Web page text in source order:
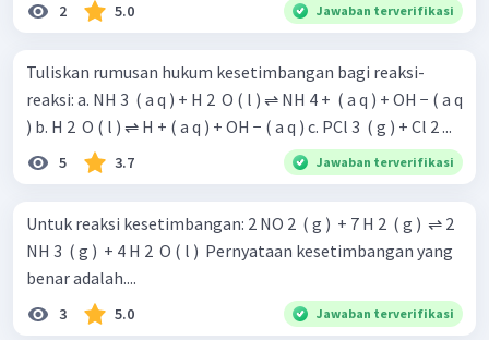
2 5.0 Jawaban terverifikasi
Tuliskan rumusan hukum kesetimbangan bagi reaksi-
reaksi: a. NH 3 ​ ( a q ) + H 2 ​ O ( l ) ⇌ NH 4 + ​ ( a q ) + OH − ( a q
) b. H 2 ​ O ( l ) ⇌ H + ( a q ) + OH − ( a q ) c. PCl 3 ​ ( g ) + Cl 2 ...
5 3.7 Jawaban terverifikasi
Untuk reaksi kesetimbangan: 2 NO 2 ​ ( g ) ​ + 7 H 2 ​ ( g ) ​ ⇌ 2
NH 3 ​ ( g ) ​ + 4 H 2 ​ O ( l ) ​ Pernyataan kesetimbangan yang
benar adalah....
3 5.0 Jawaban terverifikasi